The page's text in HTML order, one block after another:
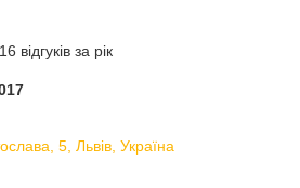
відгуків за рік
5, Львів, Україна